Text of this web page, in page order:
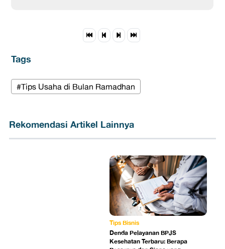
Tags
#Tips Usaha di Bulan Ramadhan
Rekomendasi Artikel Lainnya
Tips Bisnis
Denda Pelayanan BPJS
Kesehatan Terbaru: Berapa